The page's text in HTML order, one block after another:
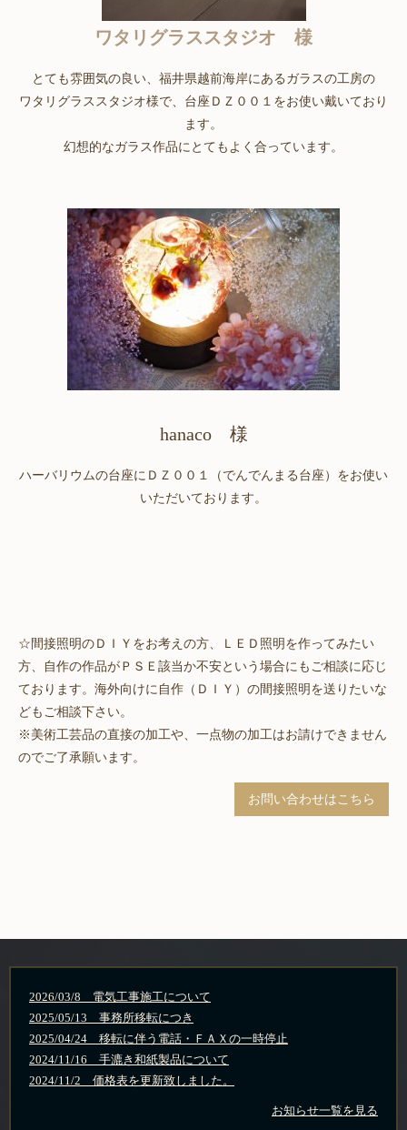
ワタリグラススタジオ 様
とても雰囲気の良い、 福井県越前海岸にあるガラスの工房の
ワタリグラススタジオ様で、台座ＤＺ００１をお使い戴いており
ます。
幻想的なガラス作品にとてもよく合っています。
hanaco 様
ハーバリウムの台座にＤＺ００１（でんでんまる台座）をお使い
いただいております。
☆間接照明のＤＩＹをお考えの方、ＬＥＤ照明を作ってみたい
方、自作の作品がＰＳＥ該当か不安という場合にもご相談に応じ
ております。海外向けに自作（ＤＩＹ）の間接照明を送りたいな
どもご相談下さい。
※美術工芸品の直接の加工や、一点物の加工はお請けできません
のでご了承願います。
お問い合わせはこちら
2026/03/8 電気工事施工について
2025/05/13 事務所移転につき
2025/04/24 移転に伴う電話・ＦＡＸの一時停止
2024/11/16 手漉き和紙製品について
2024/11/2 価格表を更新致しました。
お知らせ一覧を見る